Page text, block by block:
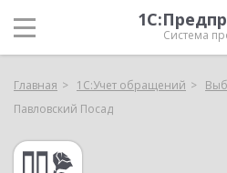
Система
Главная 1С:Учет обращений
Павловский Посад